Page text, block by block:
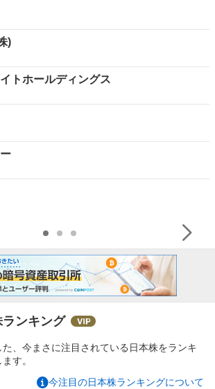
)
トホールディングス
ンキング
、今まさに注目されている日本株をランキ
す。
今注目の日本株ランキングについて